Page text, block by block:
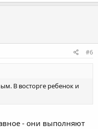
#6
В восторге ребенок и
- они выполняют